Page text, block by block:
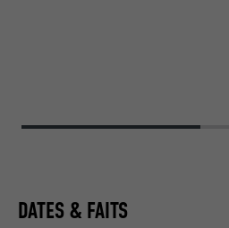
DATES & FAITS